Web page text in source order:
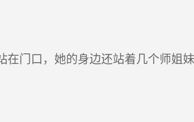
门口，她的身边还站着几个师姐